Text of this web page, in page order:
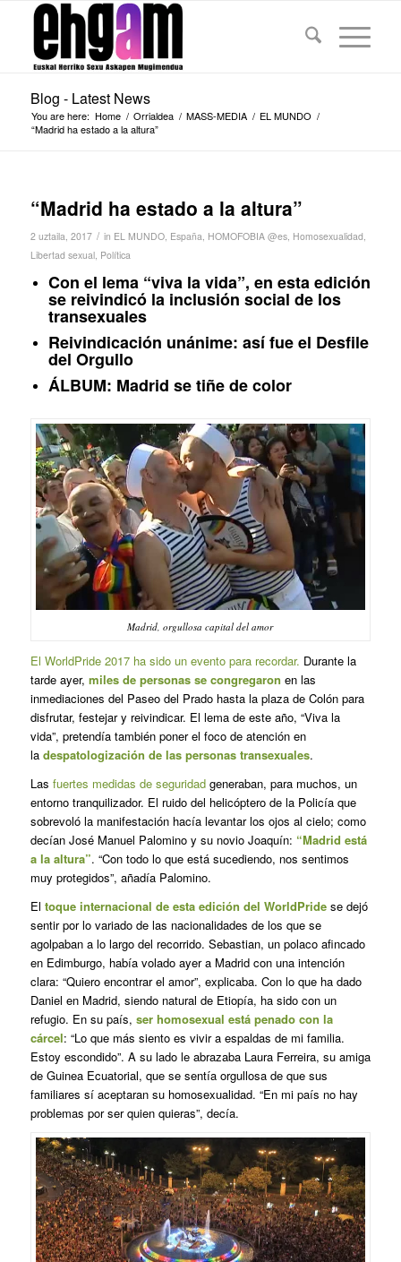
Blog - Latest News
You are here: Home / Orrialdea / MASS-MEDIA / EL MUNDO /
“Madrid ha estado a la altura”
“Madrid ha estado a la altura”
2 uztaila, 2017 / in EL MUNDO, España, HOMOFOBIA @es, Homosexualidad,
Libertad sexual, Política
Con el lema “viva la vida”, en esta edición
se reivindicó la inclusión social de los
transexuales
Reivindicación unánime: así fue el Desfile
del Orgullo
ÁLBUM: Madrid se tiñe de color
Madrid, orgullosa capital del amor
El WorldPride 2017 ha sido un evento para recordar. Durante la
tarde ayer, miles de personas se congregaron en las
inmediaciones del Paseo del Prado hasta la plaza de Colón para
disfrutar, festejar y reivindicar. El lema de este año, “Viva la
vida”, pretendía también poner el foco de atención en
la despatologización de las personas transexuales.
Las fuertes medidas de seguridadgeneraban, para muchos, un
entorno tranquilizador. El ruido del helicóptero de la Policía que
sobrevoló la manifestación hacía levantar los ojos al cielo; como
decían José Manuel Palomino y su novio Joaquín: “Madrid está
a la altura”. “Con todo lo que está sucediendo, nos sentimos
muy protegidos”, añadía Palomino.
El toque internacional de esta edición del WorldPridese dejó
sentir por lo variado de las nacionalidades de los que se
agolpaban a lo largo del recorrido. Sebastian, un polaco afincado
en Edimburgo, había volado ayer a Madrid con una intención
clara: “Quiero encontrar el amor”, explicaba. Con lo que ha dado
Daniel en Madrid, siendo natural de Etiopía, ha sido con un
refugio. En su país, ser homosexual está penado con la
cárcel: “Lo que más siento es vivir a espaldas de mi familia.
Estoy escondido”. A su lado le abrazaba Laura Ferreira, su amiga
de Guinea Ecuatorial, que se sentía orgullosa de que sus
familiares sí aceptaran su homosexualidad. “En mi país no hay
problemas por ser quien quieras”, decía.